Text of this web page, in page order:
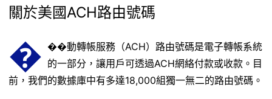
關於美國ACH路由號碼
� ��動轉帳服務（ACH）路由號碼是電子轉帳系統
的一部分，讓用戶可透過ACH網絡付款或收款。目
前，我們的數據庫中有多達18,000組獨一無二的路由號碼。